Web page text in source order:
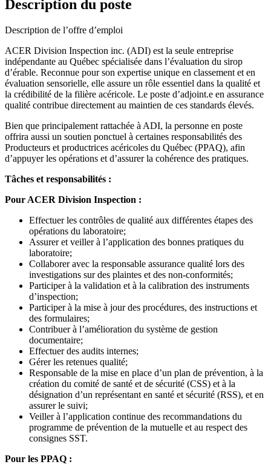
Description du poste
Description de l’offre d’emploi
ACER Division Inspection inc. (ADI) est la seule entreprise
indépendante au Québec spécialisée dans l’évaluation du sirop
d’érable. Reconnue pour son expertise unique en classement et en
évaluation sensorielle, elle assure un rôle essentiel dans la qualité et
la crédibilité de la filière acéricole. Le poste d’adjoint.e en assurance
qualité contribue directement au maintien de ces standards élevés.
Bien que principalement rattachée à ADI, la personne en poste
offrira aussi un soutien ponctuel à certaines responsabilités des
Producteurs et productrices acéricoles du Québec (PPAQ), afin
d’appuyer les opérations et d’assurer la cohérence des pratiques.
Tâches et responsabilités :
Pour ACER Division Inspection :
Effectuer les contrôles de qualité aux différentes étapes des
opérations du laboratoire;
Assurer et veiller à l’application des bonnes pratiques du
laboratoire;
Collaborer avec la responsable assurance qualité lors des
investigations sur des plaintes et des non-conformités;
Participer à la validation et à la calibration des instruments
d’inspection;
Participer à la mise à jour des procédures, des instructions et
des formulaires;
Contribuer à l’amélioration du système de gestion
documentaire;
Effectuer des audits internes;
Gérer les retenues qualité;
Responsable de la mise en place d’un plan de prévention, à la
création du comité de santé et de sécurité (CSS) et à la
désignation d’un représentant en santé et sécurité (RSS), et en
assurer le suivi;
Veiller à l’application continue des recommandations du
programme de prévention de la mutuelle et au respect des
consignes SST.
Pour les PPAQ :